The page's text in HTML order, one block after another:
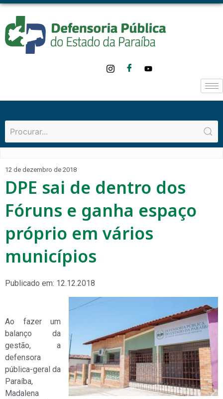
12 de dezembro de 2018
DPE sai de dentro dos
Fóruns e ganha espaço
próprio em vários
municípios
Publicado em: 12.12.2018
Ao fazer um
balanço da
gestão, a
defensora
pública-geral da
Paraíba,
Madalena